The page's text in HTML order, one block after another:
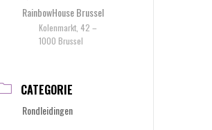
RainbowHouse Brussel
Kolenmarkt, 42 –
1000 Brussel
CATEGORIE
Rondleidingen